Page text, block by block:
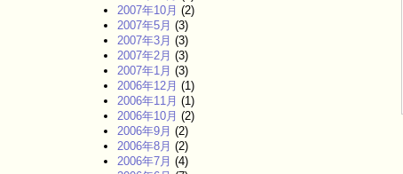
2007年10月 (2)
2007年5月 (3)
2007年3月 (3)
2007年2月 (3)
2007年1月 (3)
2006年12月 (1)
2006年11月 (1)
2006年10月 (2)
2006年9月 (2)
2006年8月 (2)
2006年7月 (4)